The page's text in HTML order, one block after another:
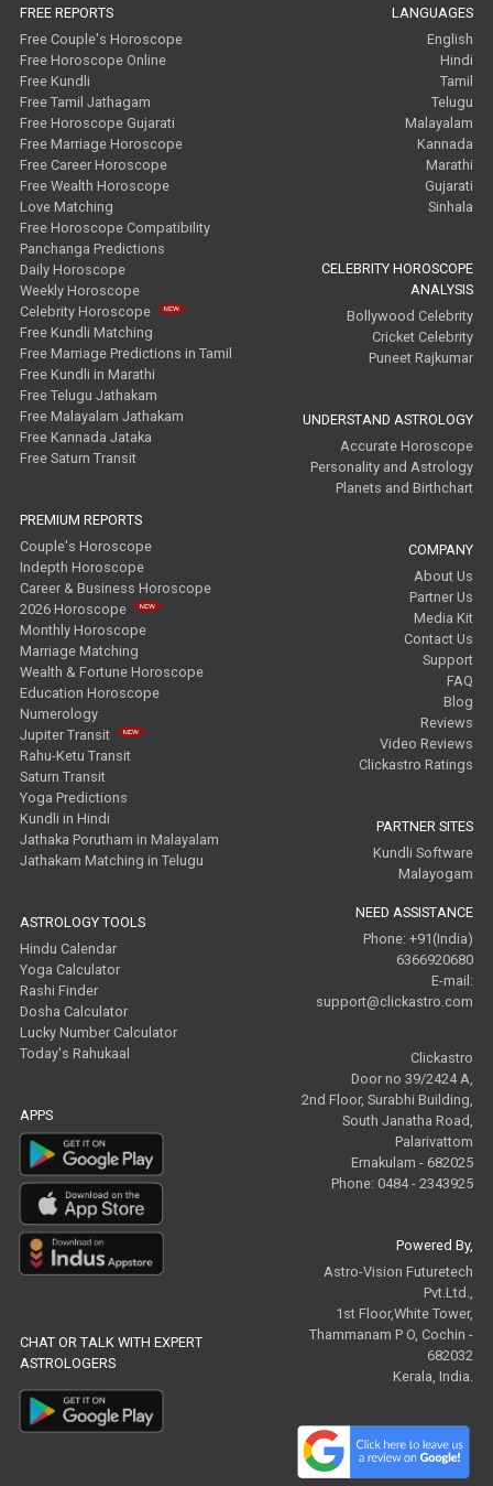
FREE REPORTS
Free Couple's Horoscope
Free Horoscope Online
Free Kundli
Free Tamil Jathagam
Free Horoscope Gujarati
Free Marriage Horoscope
Free Career Horoscope
Free Wealth Horoscope
Love Matching
Free Horoscope Compatibility
Panchanga Predictions
Daily Horoscope
Weekly Horoscope
Celebrity Horoscope
Free Kundli Matching
Free Marriage Predictions in Tamil
Free Kundli in Marathi
Free Telugu Jathakam
Free Malayalam Jathakam
Free Kannada Jataka
Free Saturn Transit
PREMIUM REPORTS
Couple's Horoscope
Indepth Horoscope
Career & Business Horoscope
2026 Horoscope
Monthly Horoscope
Marriage Matching
Wealth & Fortune Horoscope
Education Horoscope
Numerology
Jupiter Transit
Rahu-Ketu Transit
Saturn Transit
Yoga Predictions
Kundli in Hindi
Jathaka Porutham in Malayalam
Jathakam Matching in Telugu
ASTROLOGY TOOLS
Hindu Calendar
Yoga Calculator
Rashi Finder
Dosha Calculator
Lucky Number Calculator
Today's Rahukaal
APPS
CHAT OR TALK WITH EXPERT
ASTROLOGERS
LANGUAGES
English
Hindi
Tamil
Telugu
Malayalam
Kannada
Marathi
Gujarati
Sinhala
CELEBRITY HOROSCOPE
ANALYSIS
Bollywood Celebrity
Cricket Celebrity
Puneet Rajkumar
UNDERSTAND ASTROLOGY
Accurate Horoscope
Personality and Astrology
Planets and Birthchart
COMPANY
About Us
Partner Us
Media Kit
Contact Us
Support
FAQ
Blog
Reviews
Video Reviews
Clickastro Ratings
PARTNER SITES
Kundli Software
Malayogam
NEED ASSISTANCE
Phone: +91(India)
6366920680
E-mail:
support@clickastro.com
Clickastro
Door no 39/2424 A,
2nd Floor, Surabhi Building,
South Janatha Road,
Palarivattom
Ernakulam - 682025
Phone: 0484 - 2343925
Powered By,
Astro-Vision Futuretech
Pvt.Ltd.,
1st Floor,White Tower,
Thammanam P O, Cochin -
682032
Kerala, India.